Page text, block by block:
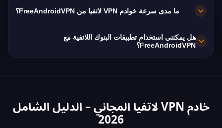
تتمتع باتصالات 10 Gbps لتحقيق أقصى سرعة.
العسكري المستوى وسياسة صارمة لعدم حفظ السجلات.
تُلزم لاتفيا مزودي الإنترنت بالاحتفاظ بالبيانات مما يجعل
VPN ضرورياً للخصوصية.
ما مدى سرعة خوادم VPN لاتفيا من FreeAndroidVPN؟
هل يمكنني استخدام تطبيقات البنوك اللاتفية مع
FreeAndroidVPN؟
المصرفية اللاتفية من الخارج. الوصول الآمن إلى تطبيقات
والكويت.
خادم VPN لاتفيا المجاني – الدليل الشامل
2026